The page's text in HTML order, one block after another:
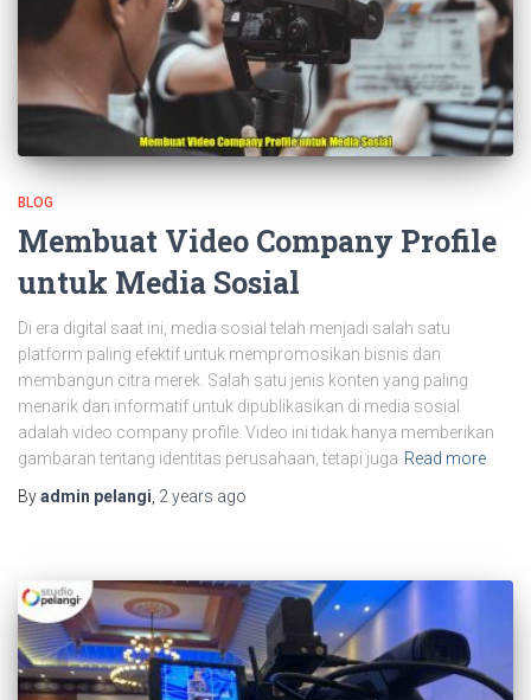
BLOG
Membuat Video Company Profile
untuk Media Sosial
Di era digital saat ini, media sosial telah menjadi salah satu
platform paling efektif untuk mempromosikan bisnis dan
membangun citra merek. Salah satu jenis konten yang paling
menarik dan informatif untuk dipublikasikan di media sosial
adalah video company profile. Video ini tidak hanya memberikan
gambaran tentang identitas perusahaan, tetapi juga Read more
Byadmin pelangi 2 years ago